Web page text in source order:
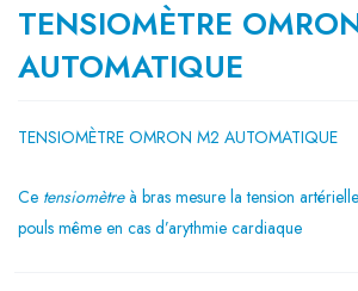
TENSIOMÈTRE
AUTOMATIQUE
TENSIOMÈTRE OMRON M2 AUTOMATIQUE
Ce tensiomètreà bras mesure la tension
pouls même en cas d’arythmie cardiaque